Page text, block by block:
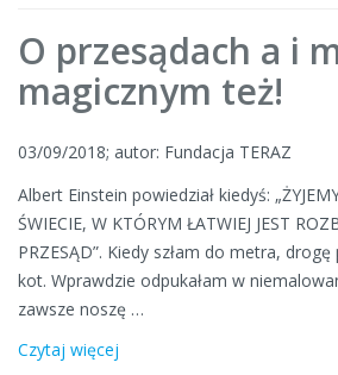
O przesądach a i
magicznym też!
03/09/2018; autor: Fundacja TERAZ
Albert Einstein powiedział kiedyś:
ŚWIECIE, W KTÓRYM ŁATWIEJ JEST
PRZESĄD”. Kiedy szłam do metra,
kot. Wprawdzie odpukałam w
zawsze noszę …
Czytaj więcej